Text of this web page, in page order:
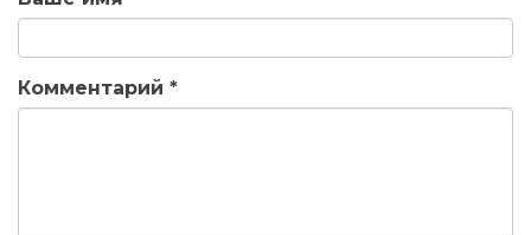
Комментарий *